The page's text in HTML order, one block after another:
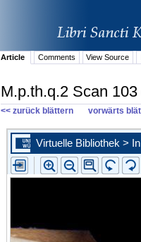
Article
Comments View Source
M.p.th.q.2 Scan 103
<< zurück blättern vorwärts